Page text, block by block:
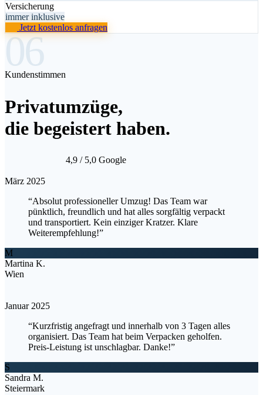
Versicherung
immer inklusive
Jetzt kostenlos anfragen
06
Kundenstimmen
Privatumzüge,
die begeistert haben.
4,9 / 5,0 Google
März 2025
“Absolut professioneller Umzug! Das Team war
pünktlich, freundlich und hat alles sorgfältig verpackt
und transportiert. Kein einziger Kratzer. Klare
Weiterempfehlung!”
M
Martina K.
Wien
Januar 2025
“Kurzfristig angefragt und innerhalb von 3 Tagen alles
organisiert. Das Team hat beim Verpacken geholfen.
Preis-Leistung ist unschlagbar. Danke!”
S
Sandra M.
Steiermark